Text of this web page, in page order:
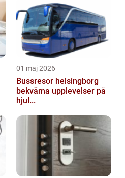
01 maj 2026
Bussresor helsingborg
bekväma upplevelser på
hjul...